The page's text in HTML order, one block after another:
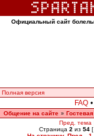
Официальный сайт
Полная версия
FAQ •
Общение на сайте »
Пред. тема
Страница 2 из 54